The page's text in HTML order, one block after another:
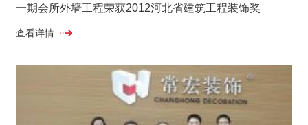
一期会所外墙工程荣获2012河北省建筑工程装饰奖
查看详情